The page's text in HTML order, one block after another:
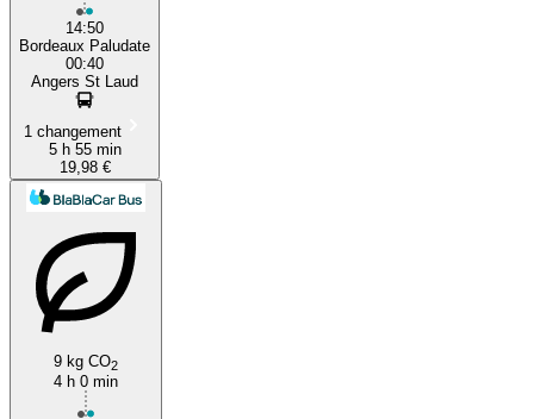
14:50
Bordeaux Paludate
00:40
Angers St Laud
1 changement
5 h 55 min
19,98 €
9 kg CO2
4 h 0 min